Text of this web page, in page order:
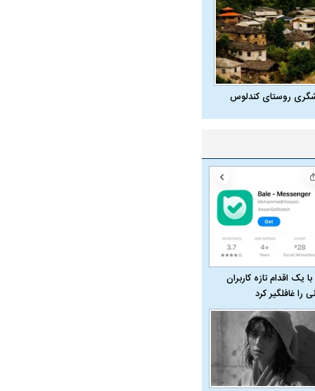
روستای کندلوس
یک اقدام تازه کاربران
را غافلگیر کرد